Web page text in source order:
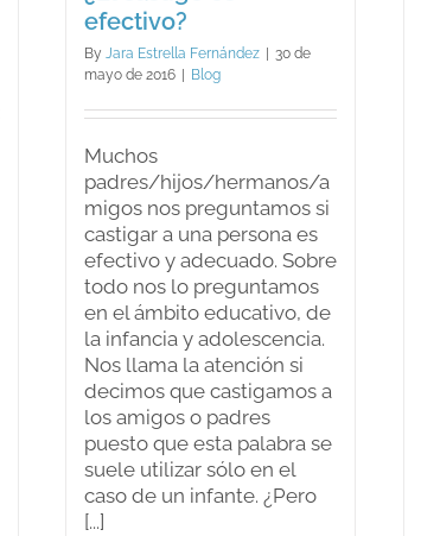
efectivo?
By Jara Estrella Fernández
30 de
mayo de 2016
Blog
Muchos
padres/hijos/hermanos/a
migos nos preguntamos si
castigar a una persona es
efectivo y adecuado. Sobre
todo nos lo preguntamos
en el ámbito educativo, de
la infancia y adolescencia.
Nos llama la atención si
decimos que castigamos a
los amigos o padres
puesto que esta palabra se
suele utilizar sólo en el
caso de un infante. ¿Pero
[...]